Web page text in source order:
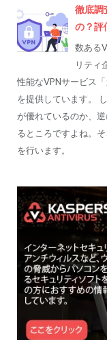
徹底調
の？評
数ある
リティ
性能なVPNサービス
を提供しています。
が優れているのか、
るところですよね。
を行います。